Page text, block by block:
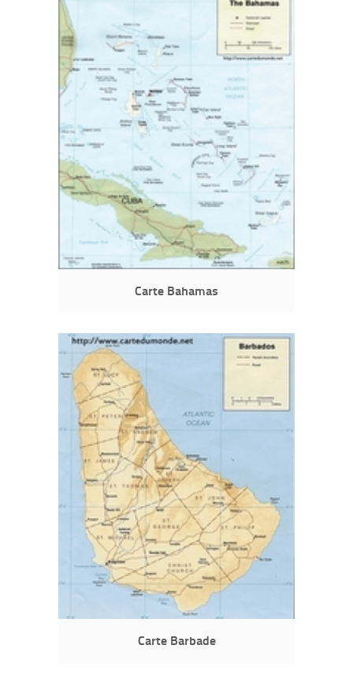
Carte Bahamas
Carte Barbade